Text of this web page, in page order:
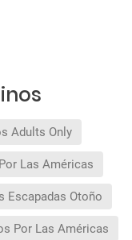
Adults Only
Las Américas
Escapadas Otoño
Por Las Américas